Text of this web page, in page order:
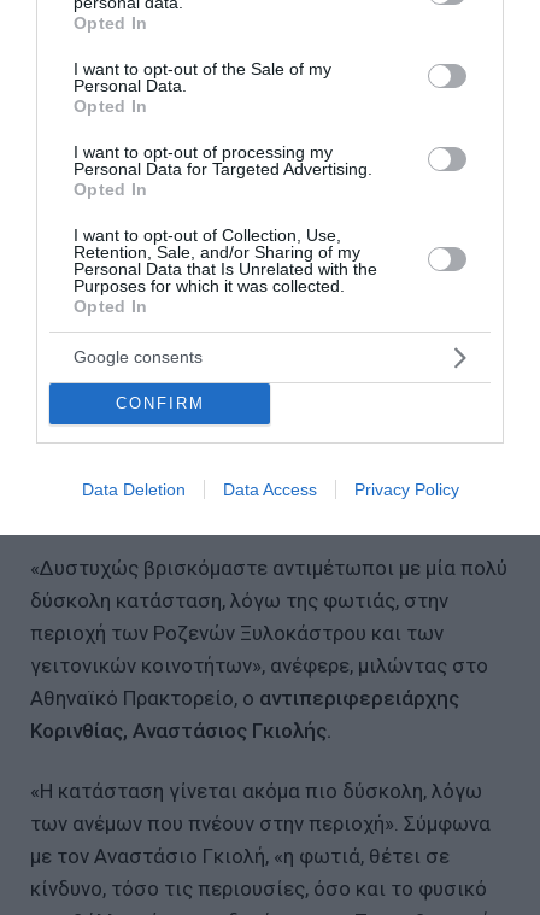
grant or deny consent to Google and its third-party tags to
use your data for below specified purposes in below Google
consent section.
Opted In
I want to opt-out of the Sale of my
Personal Data.
Opted In
I want to opt-out of processing my
Personal Data for Targeted Advertising.
Opted In
I want to opt-out of Collection, Use,
Retention, Sale, and/or Sharing of my
Personal Data that Is Unrelated with the
Purposes for which it was collected.
Opted In
Google consents
CONFIRM
Data Deletion Data Access Privacy Policy
«Βρισκόμαστε αντιμέτωποι με μία πολύ δύσκολη
«Δυστυχώς βρισκόμαστε αντιμέτωποι με μία πολύ
δύσκολη κατάσταση, λόγω της φωτιάς, στην
περιοχή των Ροζενών Ξυλοκάστρου και των
γειτονικών κοινοτήτων», ανέφερε, μιλώντας στο
Αθηναϊκό Πρακτορείο, ο αντιπεριφερειάρχης
Κορινθίας, Αναστάσιος Γκιολής.
«Η κατάσταση γίνεται ακόμα πιο δύσκολη, λόγω
των ανέμων που πνέουν στην περιοχή». Σύμφωνα
με τον Αναστάσιο Γκιολή, «η φωτιά, θέτει σε
κίνδυνο, τόσο τις περιουσίες, όσο και το φυσικό